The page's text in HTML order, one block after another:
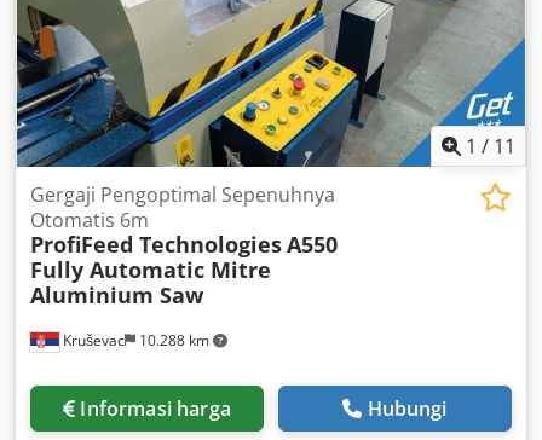
1 / 11
Kruševac 10.288 km
Gergaji Pengoptimal Sepenuhnya
Otomatis 6m
ProfiFeed TechnologiesA550
Fully Automatic Mitre
Aluminium Saw
Informasi harga Hubungi